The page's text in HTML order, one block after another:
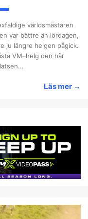
världsmästaren
var bättre än lördagen,
ju längre helgen pågick.
VM–helg den här
Läs mer →